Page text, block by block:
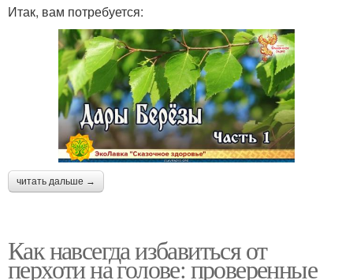
Итак, вам потребуется:
читать дальше →
Как навсегда избавиться от
перхоти на голове: проверенные